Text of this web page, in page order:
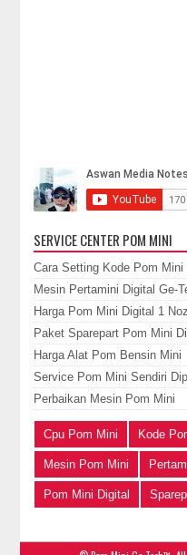
SERVICE CENTER POM MINI
Cara Setting Kode Pom
Mesin Pertamini Digital Ge-
Harga Pom Mini Digital 1
Paket Sparepart Pom Mini
Harga Alat Pom Bensin Mini
Service Pom Mini Sendiri
Perbaikan Mesin Pom Mini
Cpu Pom Mini Kode
Mesin Pom Mini
Pom Mini Digital